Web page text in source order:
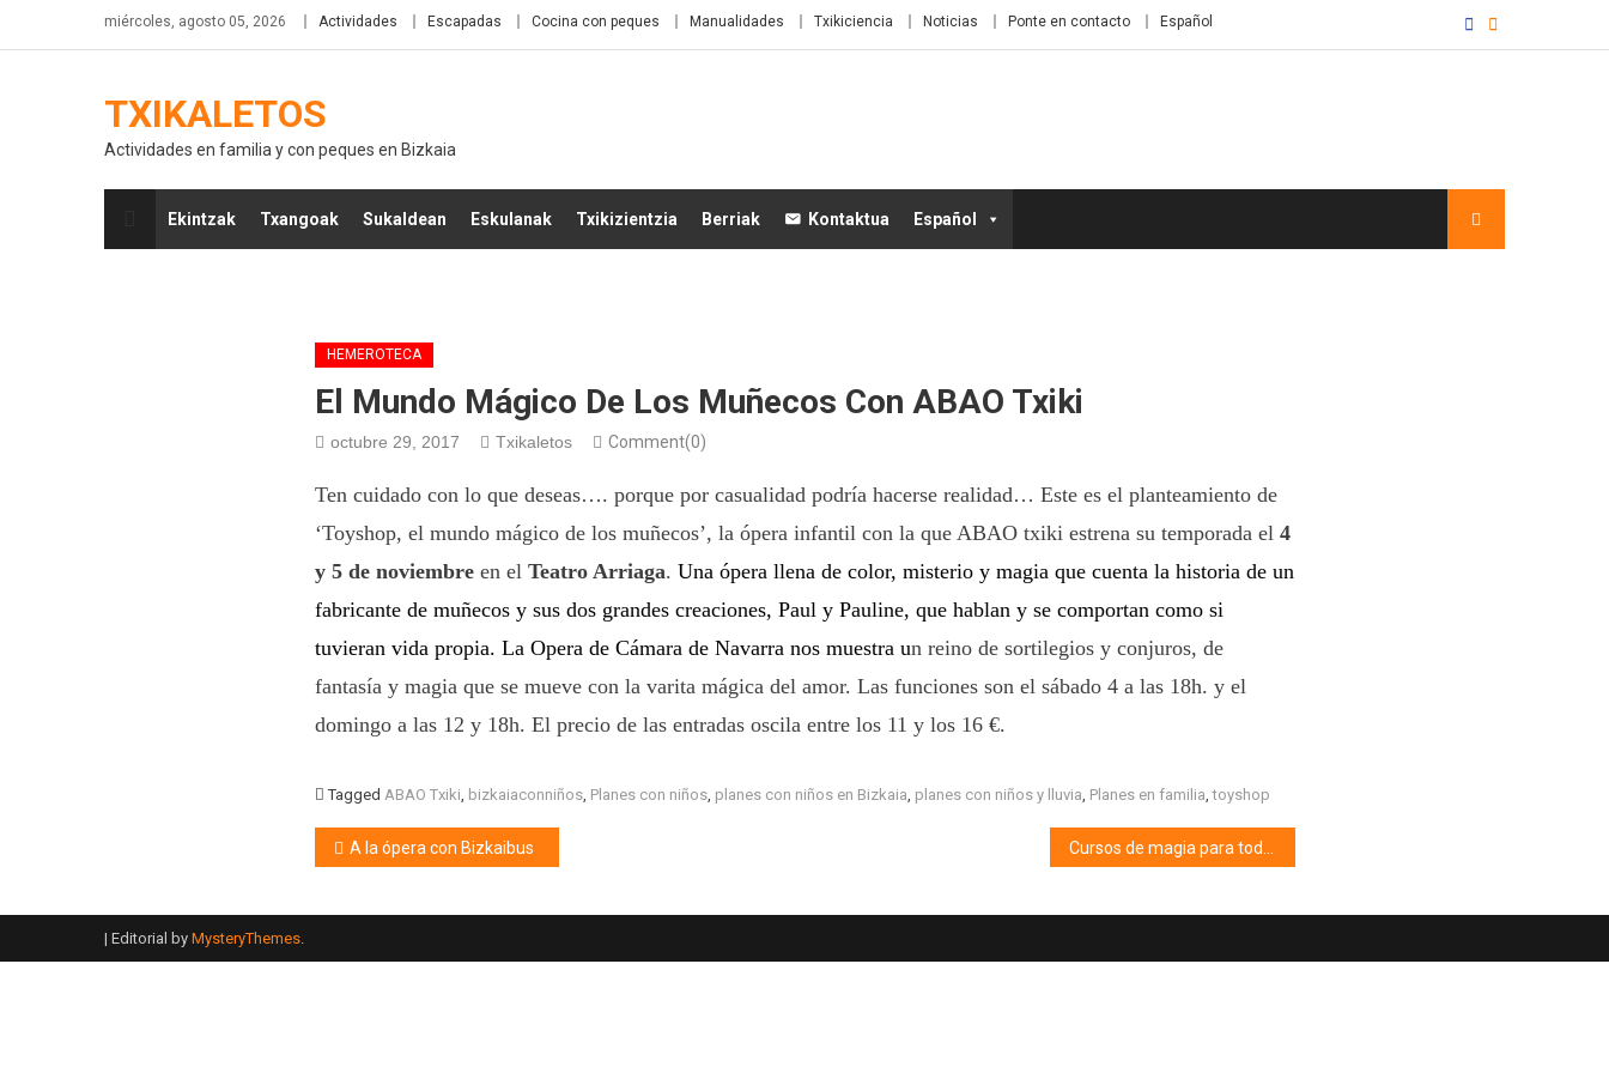
miércoles, agosto 05, 2026 Actividades Escapadas Cocina con peques Manualidades Txikiciencia Noticias Ponte en contacto Español
TXIKALETOS
Actividades en familia y con peques en Bizkaia
Ekintzak Txangoak Sukaldean Eskulanak Txikizientzia Berriak Kontaktua Español
HEMEROTECA
El Mundo Mágico De Los Muñecos Con ABAO Txiki
octubre 29, 2017 Txikaletos Comment(0)
Ten cuidado con lo que deseas…. porque por casualidad podría hacerse realidad… Este es el planteamiento de
‘Toyshop, el mundo mágico de los muñecos’, la ópera infantil con la que ABAO txiki estrena su temporada el 4
y 5 de noviembreen el Teatro Arriaga. Una ópera llena de color, misterio y magia que cuenta la historia de un
fabricante de muñecos y sus dos grandes creaciones, Paul y Pauline, que hablan y se comportan como si
tuvieran vida propia. La Opera de Cámara de Navarra nos muestra un reino de sortilegios y conjuros, de
fantasía y magia que se mueve con la varita mágica del amor. Las funciones son el sábado 4 a las 18h. y el
domingo a las 12 y 18h. El precio de las entradas oscila entre los 11 y los 16 €.
Tagged ABAO Txiki, bizkaiaconniños, Planes con niños, planes con niños en Bizkaia, planes con niños y lluvia, Planes en familia,toyshop
A la ópera con Bizkaibus
| Editorial by MysteryThemes.